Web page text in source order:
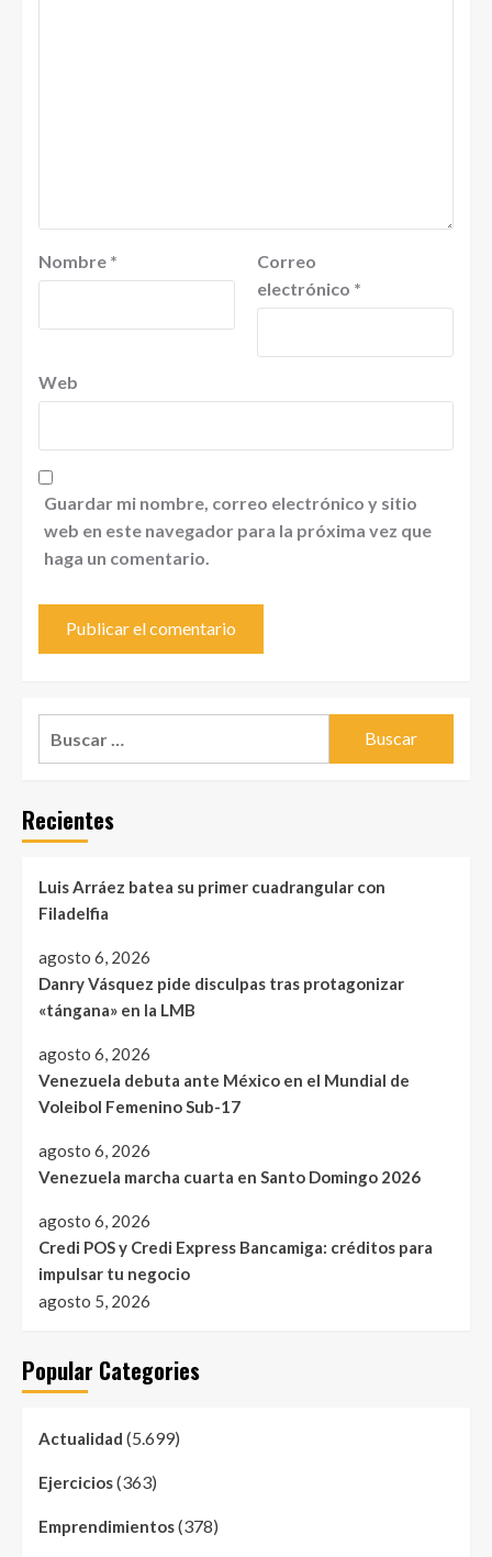
Nombre *
Correo
electrónico *
Web
Guardar mi nombre, correo electrónico y sitio
web en este navegador para la próxima vez que
haga un comentario.
Recientes
Luis Arráez batea su primer cuadrangular con
Filadelfia
agosto 6, 2026
Danry Vásquez pide disculpas tras protagonizar
«tángana» en la LMB
agosto 6, 2026
Venezuela debuta ante México en el Mundial de
Voleibol Femenino Sub-17
agosto 6, 2026
Venezuela marcha cuarta en Santo Domingo 2026
agosto 6, 2026
Credi POS y Credi Express Bancamiga: créditos para
impulsar tu negocio
agosto 5, 2026
Popular Categories
Actualidad (5.699)
Ejercicios(363)
Emprendimientos(378)